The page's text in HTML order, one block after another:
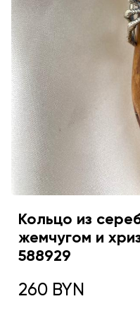
Кольцо из
жемчугом и
588929
260 BYN